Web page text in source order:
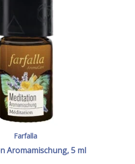
Farfalla
Aromamischung, 5 ml